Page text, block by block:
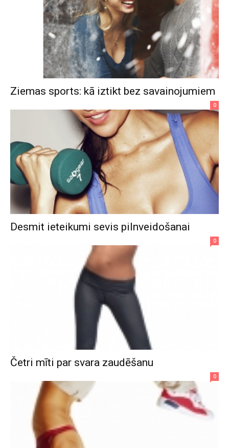
Ziemas sports: kā iztikt bez savainojumiem
0
Desmit ieteikumi sevis pilnveidošanai
0
Četri mīti par svara zaudēšanu
0